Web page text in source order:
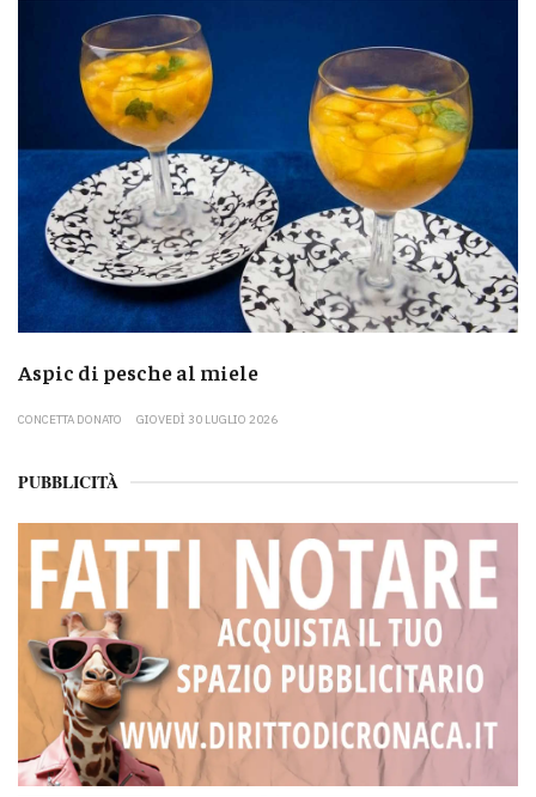
Aspic di pesche al miele
CONCETTA DONATO GIOVEDÌ 30 LUGLIO 2026
PUBBLICITÀ